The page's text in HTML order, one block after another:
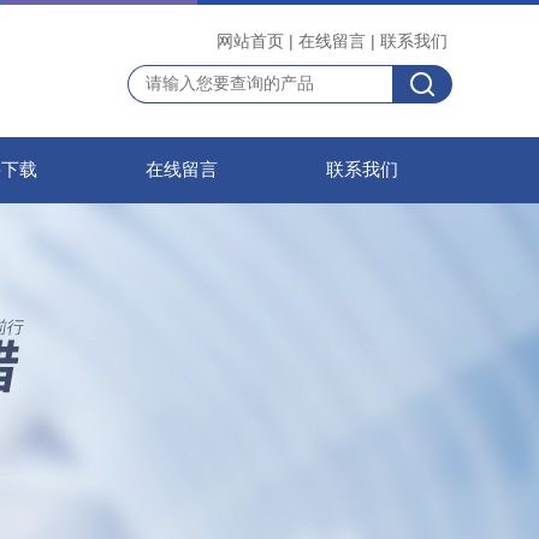
网站首页 | 在线留言 | 联系我们
载 在线留言 联系我们